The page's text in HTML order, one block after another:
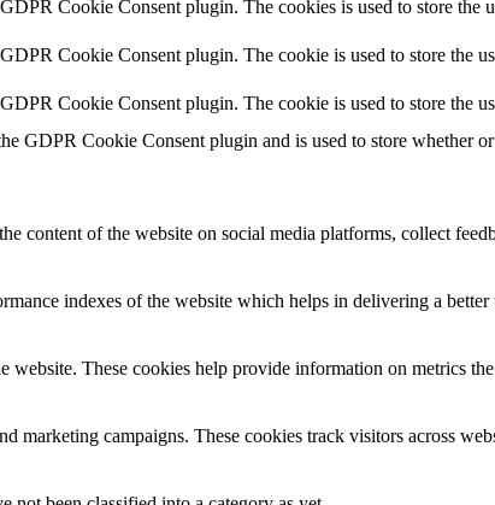
Cookie Consent plugin. The cookies is used to store the
Cookie Consent plugin. The cookie is used to store the
Cookie Consent plugin. The cookie is used to store the
GDPR Cookie Consent plugin and is used to store whether
content of the website on social media platforms, collect
indexes of the website which helps in delivering a
These cookies help provide information on metrics
marketing campaigns. These cookies track visitors across